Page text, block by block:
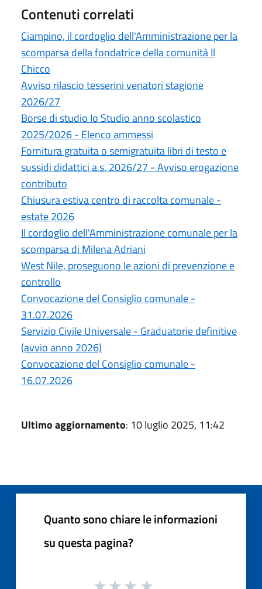
Contenuti correlati
Ciampino, il cordoglio dell'Amministrazione per la
scomparsa della fondatrice della comunità Il
Chicco
Avviso rilascio tesserini venatori stagione
2026/27
Borse di studio Io Studio anno scolastico
2025/2026 - Elenco ammessi
Fornitura gratuita o semigratuita libri di testo e
sussidi didattici a.s. 2026/27 - Avviso erogazione
contributo
Chiusura estiva centro di raccolta comunale -
estate 2026
Il cordoglio dell'Amministrazione comunale per la
scomparsa di Milena Adriani
West Nile, proseguono le azioni di prevenzione e
controllo
Convocazione del Consiglio comunale -
31.07.2026
Servizio Civile Universale - Graduatorie definitive
(avvio anno 2026)
Convocazione del Consiglio comunale -
16.07.2026
Ultimo aggiornamento: 10 luglio 2025, 11:42
Quanto sono chiare le informazioni
su questa pagina?